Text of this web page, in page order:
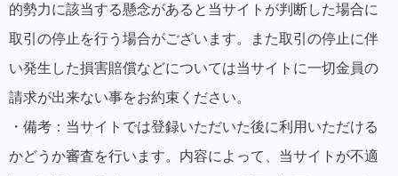
的勢力に該当する懸念があると当サイトが判断した場合に
取引の停止を行う場合がございます。また取引の停止に伴
い発生した損害賠償などについては当サイトに一切金員の
請求が出来ない事をお約束ください。
・備考：当サイトでは登録いただいた後に利用いただける
かどうか審査を行います。内容によって、当サイトが不適